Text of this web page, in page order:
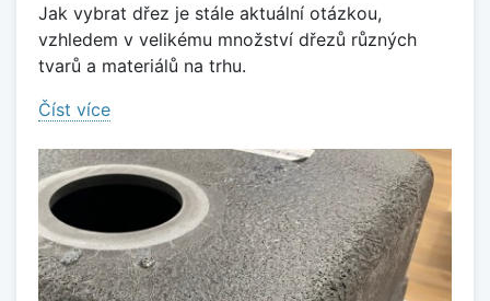
Jak vybrat dřez je stále aktuální otázkou,
vzhledem v velikému množství dřezů různých
tvarů a materiálů na trhu.
Číst více